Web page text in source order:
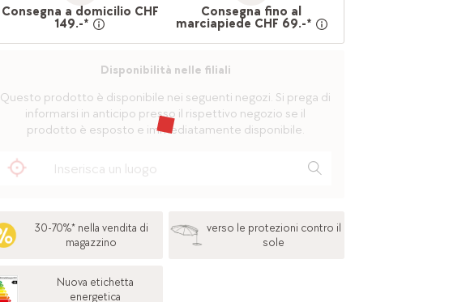
Consegna a domicilio CHF
149.-*
Consegna fino al
marciapiede CHF 69.-*
Disponibilità nelle filiali
Questo prodotto è disponibile nei seguenti negozi. Si prega di
informarsi in anticipo presso il rispettivo negozio se il
prodotto è esposto e immediatamente disponibile.
30-70%* nella vendita di
magazzino
verso le protezioni contro il
sole
Nuova etichetta
energetica